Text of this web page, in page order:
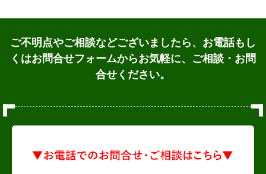
ご不明点やご相談などございましたら、お電話もし
くはお問合せフォームからお気軽に、ご相談・お問
合せください。